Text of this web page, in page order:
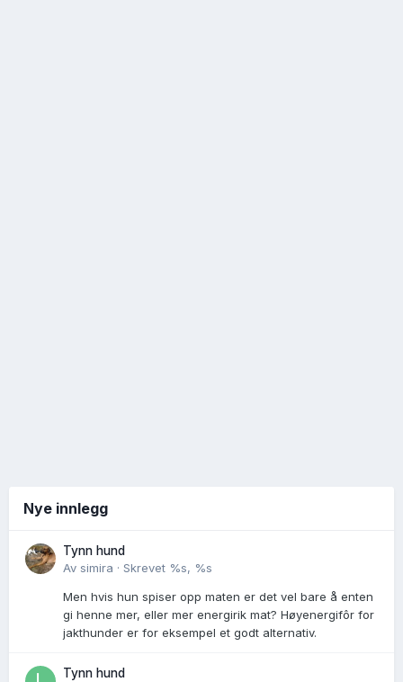
Nye innlegg
Tynn hund
Av simira · Skrevet %s, %s
Men hvis hun spiser opp maten er det vel bare å enten
gi henne mer, eller mer energirik mat? Høyenergifôr for
jakthunder er for eksempel et godt alternativ.
Tynn hund